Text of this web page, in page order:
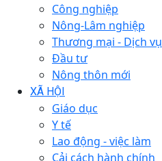
Công nghiệp
Nông-Lâm nghiệp
Thương mại - Dịch vụ
Đầu tư
Nông thôn mới
XÃ HỘI
Giáo dục
Y tế
Lao động - việc làm
Cải cách hành chính